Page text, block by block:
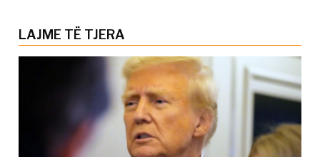
LAJME TË TJERA